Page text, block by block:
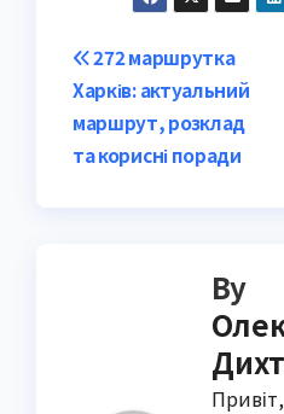
Post
navigation
272 маршрутка
Харків: актуальний
маршрут, розклад
та корисні поради
By